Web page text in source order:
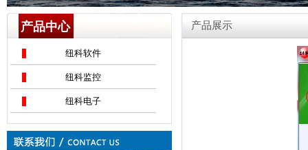
产品中心
纽科软件
纽科监控
纽科电子
产品展示